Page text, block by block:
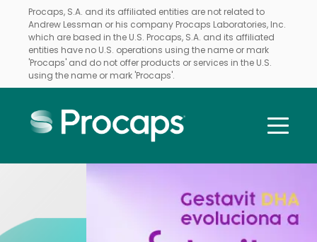
Procaps, S.A. and its affiliated entities are not related to
Andrew Lessman or his company Procaps Laboratories, Inc.
which are based in the U.S. Procaps, S.A. and its affiliated
entities have no U.S. operations using the name or mark
'Procaps' and do not offer products or services in the U.S.
using the name or mark 'Procaps'.